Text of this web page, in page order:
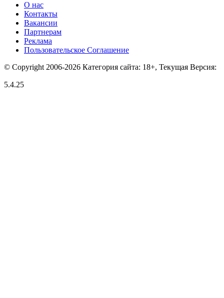
О нас
Контакты
Вакансии
Партнерам
Реклама
Пользовательское Соглашение
© Copyright 2006-2026 Категория сайта: 18+, Текущая Версия:
5.4.25